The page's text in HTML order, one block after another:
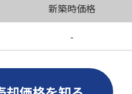
新築時価格
-